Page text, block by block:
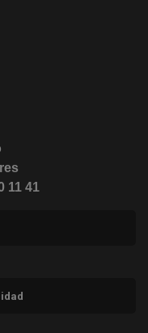
ventana nueva)
en ventana nueva)
11 41